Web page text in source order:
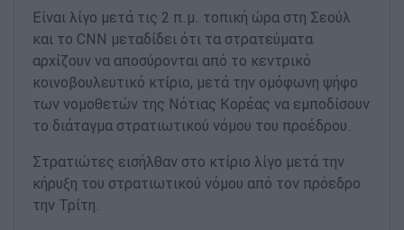
Είναι λίγο μετά τις 2 π.μ. τοπική ώρα στη Σεούλ
και το CNN μεταδίδει ότι τα στρατεύματα
αρχίζουν να αποσύρονται από το κεντρικό
κοινοβουλευτικό κτίριο, μετά την ομόφωνη ψήφο
των νομοθετών της Νότιας Κορέας να εμποδίσουν
το διάταγμα στρατιωτικού νόμου του προέδρου.
Στρατιώτες εισήλθαν στο κτίριο λίγο μετά την
κήρυξη του στρατιωτικού νόμου από τον πρόεδρο
την Τρίτη.